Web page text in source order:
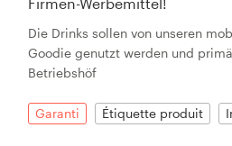
Die Drinks sollen von unseren
Goodie genutzt werden und
Betriebshöf
Garanti Étiquette produit